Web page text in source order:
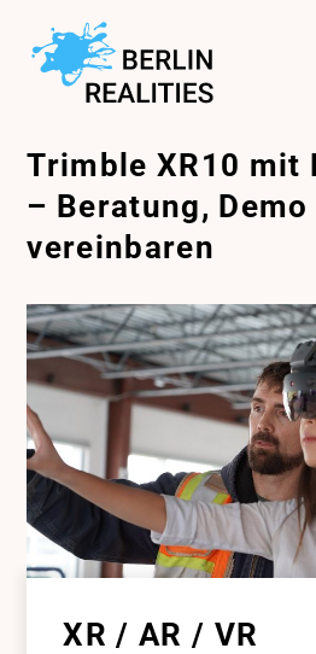
Inhalt
springen
Trimble XR10 mit
– Beratung, Demo
vereinbaren
XR / AR / VR